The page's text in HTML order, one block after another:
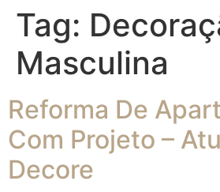
Tag:
Masculina
Reforma De
Com Projeto –
Decore